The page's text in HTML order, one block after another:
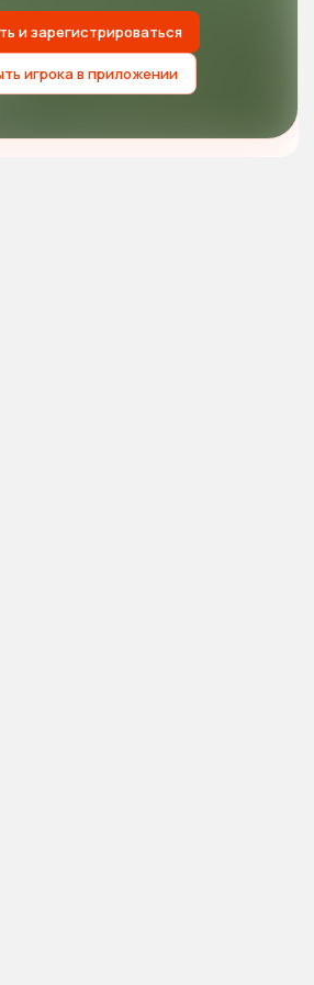
и зарегистрироваться
игрока в приложении